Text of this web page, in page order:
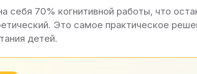
себя 70% когнитивной работы, что
Это самое практическое
детей.